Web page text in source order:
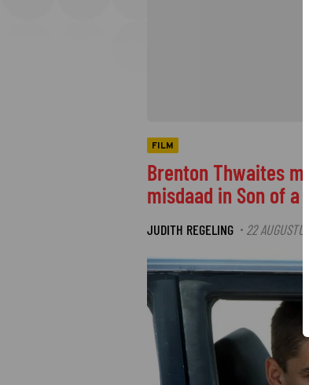
FILM
Brenton Thwaites
misdaad in Son of a
JUDITH REGELING · 22